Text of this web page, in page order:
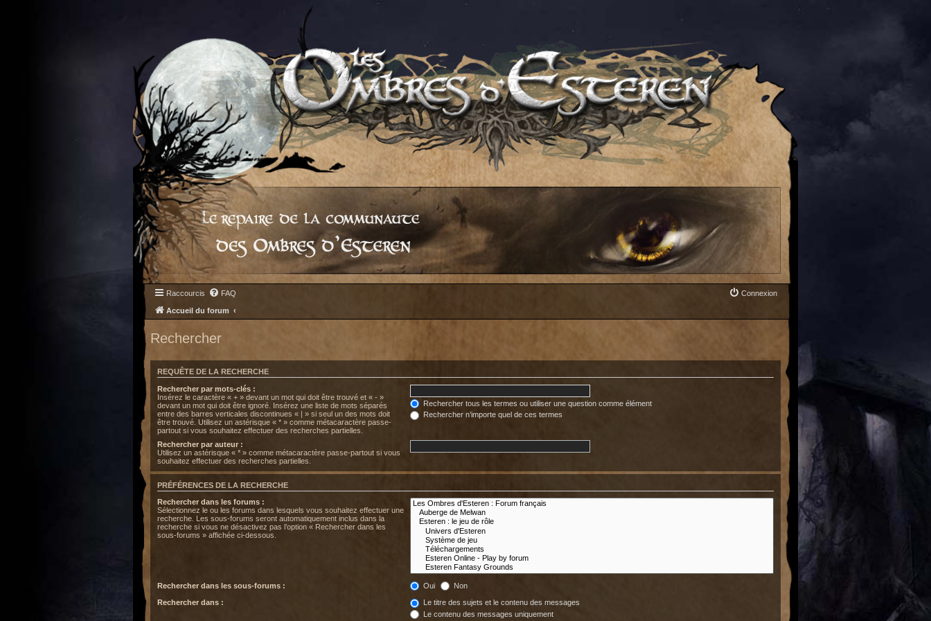
Raccourcis FAQ Connexion
Accueil du forum
Rechercher
REQUÊTE DE LA RECHERCHE
Rechercher par mots-clés :
Insérez le caractère « + » devant un mot qui doit être trouvé et « - »
devant un mot qui doit être ignoré. Insérez une liste de mots séparés
entre des barres verticales discontinues « | » si seul un des mots doit
être trouvé. Utilisez un astérisque « * » comme métacaractère passe-
partout si vous souhaitez effectuer des recherches partielles.
Rechercher tous les termes ou utiliser une question comme élément
Rechercher n’importe quel de ces termes
Rechercher par auteur :
Utilisez un astérisque « * » comme métacaractère passe-partout si vous
souhaitez effectuer des recherches partielles.
PRÉFÉRENCES DE LA RECHERCHE
Rechercher dans les forums :
Sélectionnez le ou les forums dans lesquels vous souhaitez effectuer une
recherche. Les sous-forums seront automatiquement inclus dans la
recherche si vous ne désactivez pas l’option « Rechercher dans les
sous-forums » affichée ci-dessous.
Rechercher dans les sous-forums : Oui Non
Rechercher dans :
Le titre des sujets et le contenu des messages
Le contenu des messages uniquement